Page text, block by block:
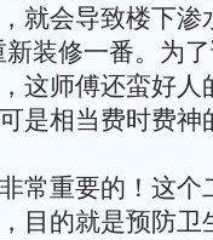
就会导致楼下渗
新装修一番。为
这师傅还蛮好人
是相当费时费神
重要的！这个
目的就是预防卫